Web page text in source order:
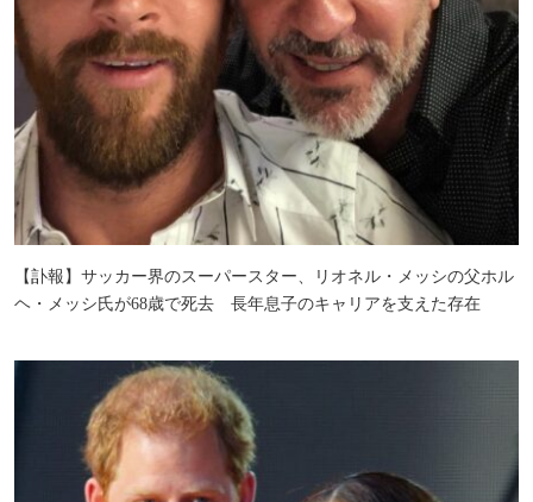
【訃報】サッカー界のスーパースター、リオネル・メッシの父ホル
ヘ・メッシ氏が68歳で死去 長年息子のキャリアを支えた存在